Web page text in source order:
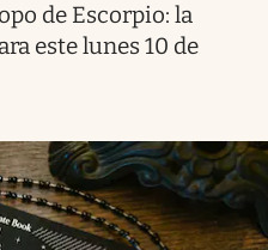
de Escorpio: la
este lunes 10 de